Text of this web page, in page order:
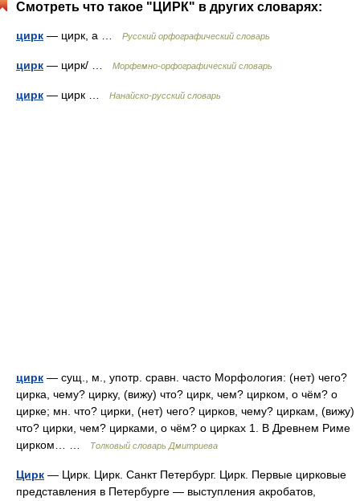
Смотреть что такое "ЦИРК" в других словарях:
цирк — цирк, а … Русский орфографический словарь
цирк — цирк/ … Морфемно-орфографический словарь
цирк — цирк … Нанайско-русский словарь
цирк — сущ., м., употр. сравн. часто Морфология: (нет) чего?
цирка, чему? цирку, (вижу) что? цирк, чем? цирком, о чём? о
цирке; мн. что? цирки, (нет) чего? цирков, чему? циркам, (вижу)
что? цирки, чем? цирками, о чём? о цирках 1. В Древнем Риме
цирком… …
Толковый словарь Дмитриева
Цирк — Цирк. Цирк. Санкт Петербург. Цирк. Первые цирковые
представления в Петербурге — выступления акробатов,